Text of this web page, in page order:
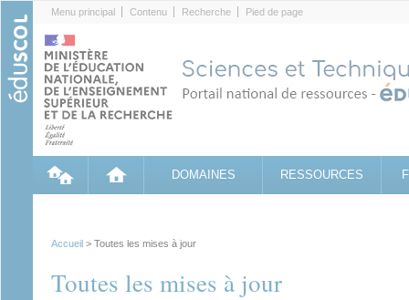
Menu principal Contenu Recherche Pied de page
DOMAINES RESSOURCES
Accueil > Toutes les mises à jour
Toutes les mises à jour